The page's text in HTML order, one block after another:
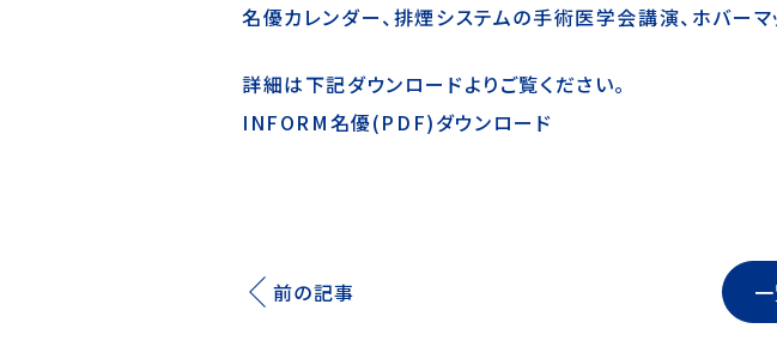
名優カレンダー、排煙システムの手術医学会講演、ホバーマ
詳細は下記ダウンロードよりご覧ください。
INFORM名優(PDF)ダウンロード
前の記事